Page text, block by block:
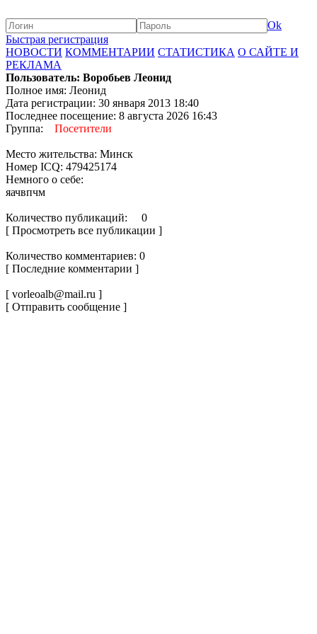
Ok
Быстрая регистрация
НОВОСТИ КОММЕНТАРИИ СТАТИСТИКА О САЙТЕ И
РЕКЛАМА
Пользователь: Воробьев Леонид
Полное имя: Леонид
Дата регистрации: 30 января 2013 18:40
Последнее посещение: 8 августа 2026 16:43
Группа: Посетители
Место жительства: Минск
Номер ICQ: 479425174
Немного о себе:
яачвпчм
Количество публикаций: 0
[ Просмотреть все публикации ]
Количество комментариев: 0
[ Последние комментарии ]
[ vorleoalb@mail.ru ]
[ Отправить сообщение ]